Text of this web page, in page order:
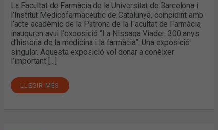
La Facultat de Farmàcia de la Universitat de Barcelona i
l’Institut Medicofarmacèutic de Catalunya, coincidint amb
l’acte acadèmic de la Patrona de la Facultat de Farmàcia,
inauguren avui l’exposició “La Nissaga Viader: 300 anys
d’història de la medicina i la farmàcia”. Una exposició
singular. Aquesta exposició vol donar a conèixer
l’important […]
LLEGIR MÉS